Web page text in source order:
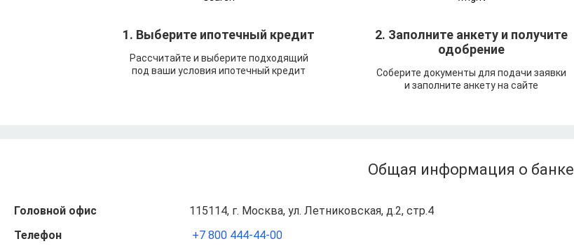
1. Выберите ипотечный кредит
Рассчитайте и выберите подходящий
под ваши условия ипотечный кредит
2. Заполните анкету и получите
одобрение
Соберите документы для подачи заявки
и заполните анкету на сайте
Общая информация о банке
Головной офис
115114, г. Москва, ул. Летниковская, д.2, стр.4
Телефон
+7 800 444-44-00